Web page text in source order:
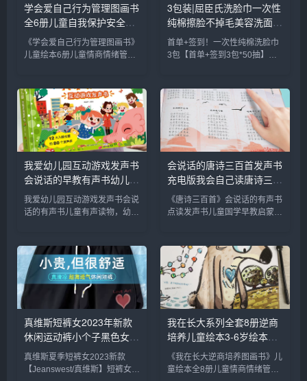
学会爱自己行为管理图画书
全6册儿童自我保护安全教
育绘本幼儿园早教书安全意
识启蒙宝宝睡前故事书儿童
《学会爱自己行为管理图画书》
儿童绘本6册儿童情商情绪管
图精美，专为0-9岁学前幼儿园
宝贝贴心设计，解决父母早教难
题，把握孩子成长关键期，培养
好习...
3包装|屈臣氏洗脸巾一次性
纯棉擦脸不掉毛美容洗面巾
脸卸妆巾加厚_彩妆/香水/
美妆工具
首单+签到！一次性纯棉洗脸巾
3包【首单+签到3包*50抽】一
日常擦手、卸妆擦脸很方便，孕
婴都可用3包装|屈臣氏洗脸巾一
次性纯棉擦脸不掉毛美容洗面...
我爱幼儿园互动游戏发声书
会说话的早教有声书幼儿手
指点读发声书有声读物1-2-
3岁宝宝学说话书本适合一
我爱幼儿园互动游戏发声书会说
话的有声书儿童有声读物，幼儿
事书，精美盒装，带数据线可充
电，点读即可发声。内容生动有
趣，宝妈必备亲子读物，提升宝
宝动...
会说话的唐诗三百首发声书
充电版我会自己读唐诗三百
首彩图注音版3-6-8岁幼儿
早教点读发声书完整版300
《唐诗三百首》会说话的有声书
点读发声书儿童国学早教启蒙益
大版本，硬皮精装版，点读即可
发声。内容生动有趣，宝妈必备
亲子读物，提升宝宝动手动脑能
力，...
真维斯短裤女2023年新款
休闲运动裤小个子黑色女裤
夏季薄款裤子C_女装/女士
精品
真维斯夏季短裤女2023新款
【Jeanswest/真维斯】短裤女
我在长大系列全套8册逆商
培养儿童绘本3-6岁绘本阅
读幼儿园中班大班儿童书籍
儿童情绪管理与逆商培养绘
《我在长大逆商培养图画书》儿
童绘本全8册儿童情商情绪管